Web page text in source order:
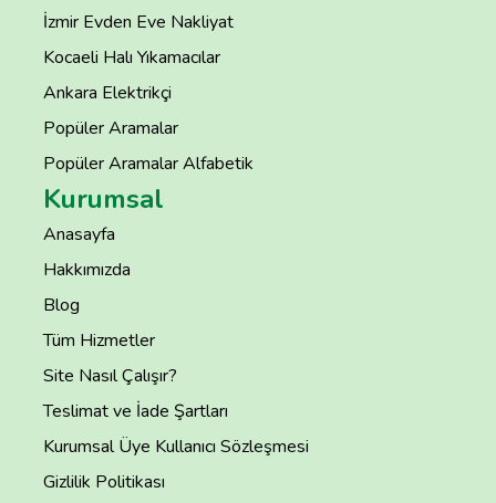
İzmir Evden Eve Nakliyat
Kocaeli Halı Yıkamacılar
Ankara Elektrikçi
Popüler Aramalar
Popüler Aramalar Alfabetik
Kurumsal
Anasayfa
Hakkımızda
Blog
Tüm Hizmetler
Site Nasıl Çalışır?
Teslimat ve İade Şartları
Kurumsal Üye Kullanıcı Sözleşmesi
Gizlilik Politikası